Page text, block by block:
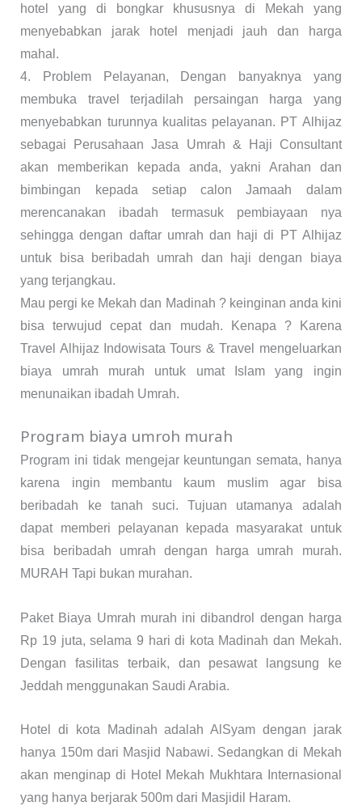
hotel yang di bongkar khususnya di Mekah yang
menyebabkan jarak hotel menjadi jauh dan harga
mahal.
4. Problem Pelayanan, Dengan banyaknya yang
membuka travel terjadilah persaingan harga yang
menyebabkan turunnya kualitas pelayanan. PT Alhijaz
sebagai Perusahaan Jasa Umrah & Haji Consultant
akan memberikan kepada anda, yakni Arahan dan
bimbingan kepada setiap calon Jamaah dalam
merencanakan ibadah termasuk pembiayaan nya
sehingga dengan daftar umrah dan haji di PT Alhijaz
untuk bisa beribadah umrah dan haji dengan biaya
yang terjangkau.
Mau pergi ke Mekah dan Madinah ? keinginan anda kini
bisa terwujud cepat dan mudah. Kenapa ? Karena
Travel Alhijaz Indowisata Tours & Travel mengeluarkan
biaya umrah murah untuk umat Islam yang ingin
menunaikan ibadah Umrah.
Program biaya umroh murah
Program ini tidak mengejar keuntungan semata, hanya
karena ingin membantu kaum muslim agar bisa
beribadah ke tanah suci. Tujuan utamanya adalah
dapat memberi pelayanan kepada masyarakat untuk
bisa beribadah umrah dengan harga umrah murah.
MURAH Tapi bukan murahan.
Paket Biaya Umrah murah ini dibandrol dengan harga
Rp 19 juta, selama 9 hari di kota Madinah dan Mekah.
Dengan fasilitas terbaik, dan pesawat langsung ke
Jeddah menggunakan Saudi Arabia.
Hotel di kota Madinah adalah AlSyam dengan jarak
hanya 150m dari Masjid Nabawi. Sedangkan di Mekah
akan menginap di Hotel Mekah Mukhtara Internasional
yang hanya berjarak 500m dari Masjidil Haram.